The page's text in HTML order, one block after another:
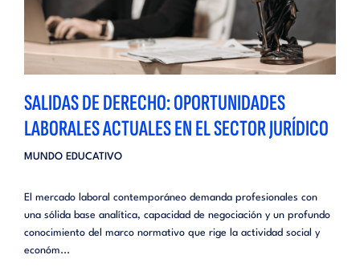
SALIDAS DE DERECHO: OPORTUNIDADES
LABORALES ACTUALES EN EL SECTOR JURÍDICO
MUNDO EDUCATIVO
El mercado laboral contemporáneo demanda profesionales con
una sólida base analítica, capacidad de negociación y un profundo
conocimiento del marco normativo que rige la actividad social y
económ...